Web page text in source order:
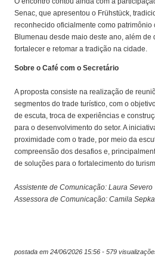
Senac, que apresentou o Frühstück,
reconhecido oficialmente como patrimônio
Blumenau desde maio deste ano, além de
fortalecer e retomar a tradição na cidade.
Sobre o Café com o Secretário
A proposta consiste na realização de
segmentos do trade turístico, com o
de escuta, troca de experiências e
para o desenvolvimento do setor. A
proximidade com o trade, por meio da
compreensão dos desafios e,
de soluções para o fortalecimento do
Assistente de Comunicação: Laura Severo
Assessora de Comunicação: Camila Sepka
postada em 24/06/2026 15:56 - 579